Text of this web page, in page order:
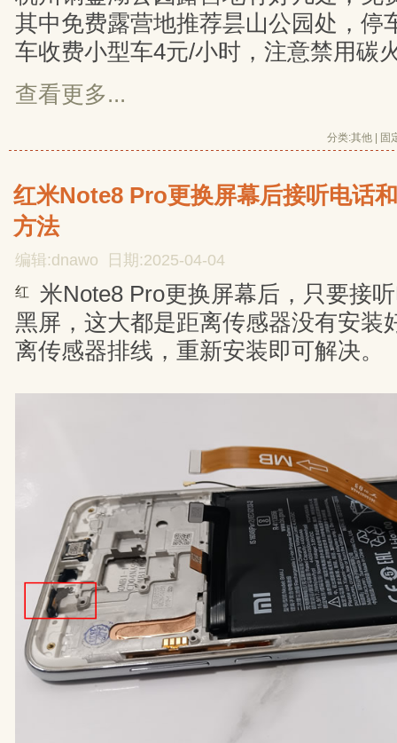
其中免费露营地推荐昙山公园处，停
车收费小型车4元/小时，注意禁用碳
查看更多...
分类:其他 固
红米Note8 Pro更换屏幕后接听电话
方法
编辑:dnawo 日期:2025-04-04
红
米Note8 Pro更换屏幕后，只要接
黑屏，这大都是距离传感器没有安装
离传感器排线，重新安装即可解决。